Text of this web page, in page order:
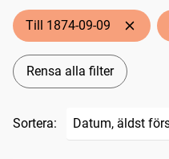
Till 1874-09-09
Rensa alla filter
Sortera: